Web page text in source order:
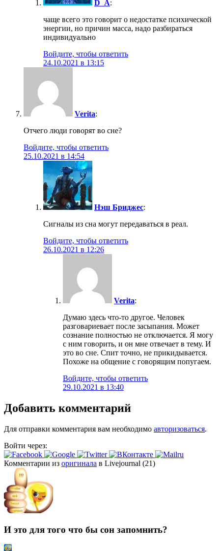
D_A:
чаще всего это говорит о недостатке психической
энергии, но причин масса, надо разбираться
индивидуально
Войдите, чтобы ответить
24.10.2021 в 13:15
Verita:
Отчего люди говорят во сне?
Войдите, чтобы ответить
25.10.2021 в 14:54
Нэш Бриджес:
Сигналы из сна могут передаваться в реал.
Войдите, чтобы ответить
26.10.2021 в 12:26
Verita:
Думаю здесь что-то другое. Человек
разговариевает после засыпания. Может
сознание полностью не отключается. Я могу
с ним говорить, и он мне отвечает в тему. И
это во сне. Спит точно, не прикидывается.
Похоже на общение с говорящим попугаем.
Войдите, чтобы ответить
29.10.2021 в 13:40
Добавить комментарий
Для отправки комментария вам необходимо авторизоваться.
Войти через:
Комментарии из оригинала в Livejournal (21)
И это для того что бы сон запомнить?